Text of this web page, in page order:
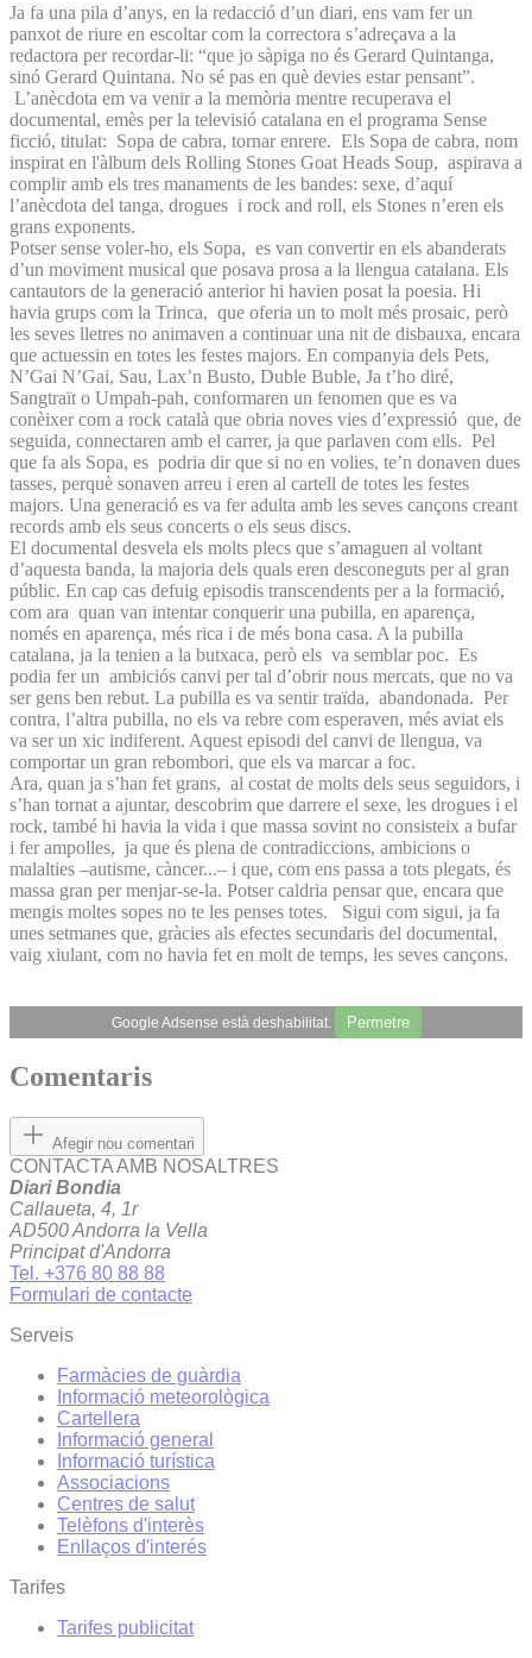
Ja fa una pila d’anys, en la redacció d’un diari, ens vam fer un
panxot de riure en escoltar com la correctora s’adreçava a la
redactora per recordar-li: “que jo sàpiga no és Gerard Quintanga,
sinó Gerard Quintana. No sé pas en què devies estar pensant”.
L’anècdota em va venir a la memòria mentre recuperava el
documental, emès per la televisió catalana en el programa Sense
ficció, titulat: Sopa de cabra, tornar enrere. Els Sopa de cabra, nom
inspirat en l'àlbum dels Rolling Stones Goat Heads Soup, aspirava a
complir amb els tres manaments de les bandes: sexe, d’aquí
l’anècdota del tanga, drogues i rock and roll, els Stones n’eren els
grans exponents.
Potser sense voler-ho, els Sopa, es van convertir en els abanderats
d’un moviment musical que posava prosa a la llengua catalana. Els
cantautors de la generació anterior hi havien posat la poesia. Hi
havia grups com la Trinca, que oferia un to molt més prosaic, però
les seves lletres no animaven a continuar una nit de disbauxa, encara
que actuessin en totes les festes majors. En companyia dels Pets,
N’Gai N’Gai, Sau, Lax’n Busto, Duble Buble, Ja t’ho diré,
Sangtraït o Umpah-pah, conformaren un fenomen que es va
conèixer com a rock català que obria noves vies d’expressió que, de
seguida, connectaren amb el carrer, ja que parlaven com ells. Pel
que fa als Sopa, es podria dir que si no en volies, te’n donaven dues
tasses, perquè sonaven arreu i eren al cartell de totes les festes
majors. Una generació es va fer adulta amb les seves cançons creant
records amb els seus concerts o els seus discs.
El documental desvela els molts plecs que s’amaguen al voltant
d’aquesta banda, la majoria dels quals eren desconeguts per al gran
públic. En cap cas defuig episodis transcendents per a la formació,
com ara quan van intentar conquerir una pubilla, en aparença,
només en aparença, més rica i de més bona casa. A la pubilla
catalana, ja la tenien a la butxaca, però els va semblar poc. Es
podia fer un ambiciós canvi per tal d’obrir nous mercats, que no va
ser gens ben rebut. La pubilla es va sentir traïda, abandonada. Per
contra, l’altra pubilla, no els va rebre com esperaven, més aviat els
va ser un xic indiferent. Aquest episodi del canvi de llengua, va
comportar un gran rebombori, que els va marcar a foc.
Ara, quan ja s’han fet grans, al costat de molts dels seus seguidors, i
s’han tornat a ajuntar, descobrim que darrere el sexe, les drogues i el
rock, també hi havia la vida i que massa sovint no consisteix a bufar
i fer ampolles, ja que és plena de contradiccions, ambicions o
malalties –autisme, càncer...– i que, com ens passa a tots plegats, és
massa gran per menjar-se-la. Potser caldria pensar que, encara que
mengis moltes sopes no te les penses totes. Sigui com sigui, ja fa
unes setmanes que, gràcies als efectes secundaris del documental,
vaig xiulant, com no havia fet en molt de temps, les seves cançons.
Google Adsense està deshabilitat. Permetre
Comentaris
Afegir nou comentari
CONTACTA AMB NOSALTRES
Diari Bondia
Callaueta, 4, 1r
AD500 Andorra la Vella
Principat d'Andorra
Tel. +376 80 88 88
Formulari de contacte
Serveis
Farmàcies de guàrdia
Informació meteorològica
Cartellera
Informació general
Informació turística
Associacions
Centres de salut
Telèfons d'interès
Enllaços d'interés
Tarifes
Tarifes publicitat